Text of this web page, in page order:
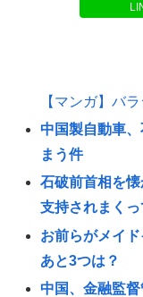
【マンガ】バ
中国製自動車
まう件
石破前首相を
支持されまく
お前らがメイ
あと3つは？
中国、金融監